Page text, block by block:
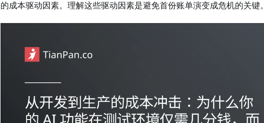
的成本驱动因素。理解这些驱动因素是避免首份账单演变成危机的关键。